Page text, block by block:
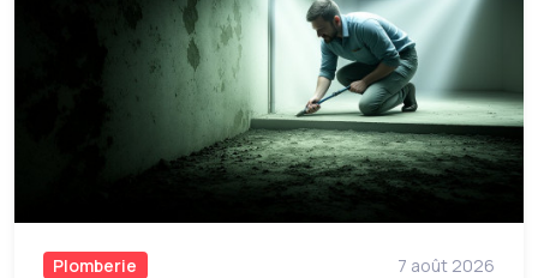
Plomberie 7 août 2026